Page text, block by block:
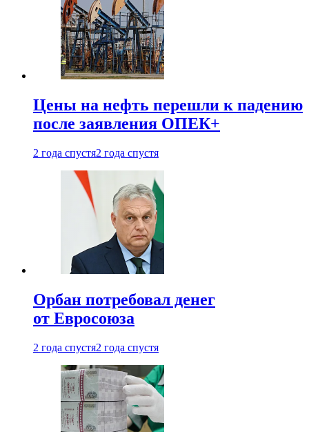
Цены на нефть перешли к падению
после заявления ОПЕК+
2 года спустя2 года спустя
Орбан потребовал денег
от Евросоюза
2 года спустя2 года спустя